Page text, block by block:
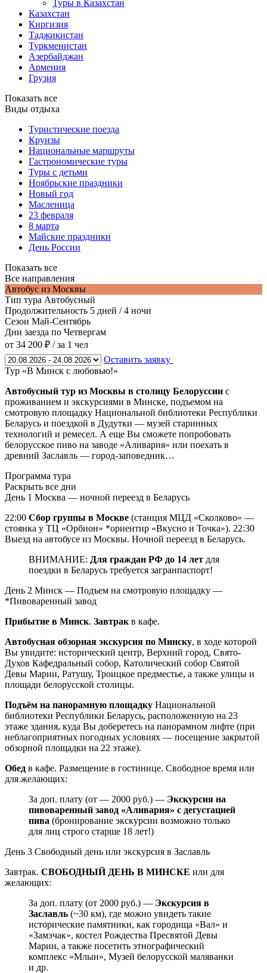
Туры в Казахстан
Казахстан
Киргизия
Таджикистан
Туркменистан
Азербайджан
Армения
Грузия
Показать все
Виды отдыха
Туристические поезда
Круизы
Национальные маршруты
Гастрономические туры
Туры с детьми
Ноябрьские праздники
Новый год
Масленица
23 февраля
8 марта
Майские праздники
День России
Показать все
Все направления
Автобус из Москвы
Тип тура Автобусный
Продолжительность 5 дней / 4 ночи
Сезон Май-Сентябрь
Дни заезда по Четвергам
от 34 200 ₽ / за 1 чел
Оставить заявку
Тур «В Минск с любовью!»
Автобусный тур из Москвы в столицу Белоруссии с
проживанием и экскурсиями в Минске, подъемом на
смотровую площадку Национальной библиотеки Республики
Беларусь и поездкой в Дудутки — музей старинных
технологий и ремесел. А еще Вы сможете попробовать
белорусское пиво на заводе «Аливария» или поехать в
древний Заславль — город-заповедник…
Программа тура
Раскрыть все дни
День 1 Москва — ночной переезд в Беларусь
22:00 Сбор группы в Москве (станция МЦД «Сколково» —
стоянка у ТЦ «Орбион» *ориентир «Вкусно и Точка»). 22:30
Выезд на автобусе из Москвы. Ночной переезд в Беларусь.
ВНИМАНИЕ: Для граждан РФ до 14 лет для
поездки в Беларусь требуется загранпаспорт!
День 2 Минск — Подъем на смотровую площадку —
*Пивоваренный завод
Прибытие в Минск. Завтрак в кафе.
Автобусная обзорная экскурсия по Минску, в ходе которой
Вы увидите: исторический центр, Верхний город, Свято-
Духов Кафедральный собор, Католический собор Святой
Девы Марии, Ратушу, Троицкое предместье, а также улицы и
площади белорусской столицы.
Подъём на панорамную площадку Национальной
библиотеки Республики Беларусь, расположенную на 23
этаже здания, куда Вы доберетесь на панорамном лифте (при
неблагоприятных погодных условиях — посещение закрытой
обзорной площадки на 22 этаже).
Обед в кафе. Размещение в гостинице. Свободное время или
для желающих:
За доп. плату (от — 2000 руб.) — Экскурсия на
пивоваренный завод «Аливария» с дегустацией
пива (бронирование экскурсии возможно только
для лиц строго старше 18 лет!)
День 3 Свободный день или экскурсия в Заславль
Завтрак. СВОБОДНЫЙ ДЕНЬ В МИНСКЕ или для
желающих:
За доп. плату (от 2000 руб.) — Экскурсия в
Заславль (~30 км), где можно увидеть такие
исторические памятники, как городища «Вал» и
«Замэчак», костел Рождества Пресвятой Девы
Марии, а также посетить этнографический
комплекс «Млын», Музей белорусской маляванки
и др.